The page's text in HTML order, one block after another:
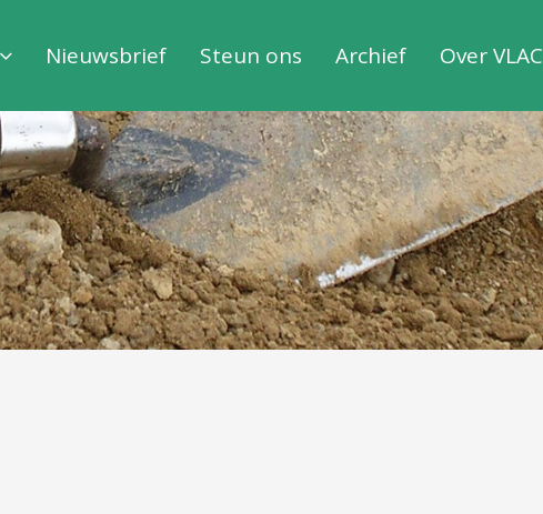
Nieuwsbrief Steun ons Archief Over VLAC